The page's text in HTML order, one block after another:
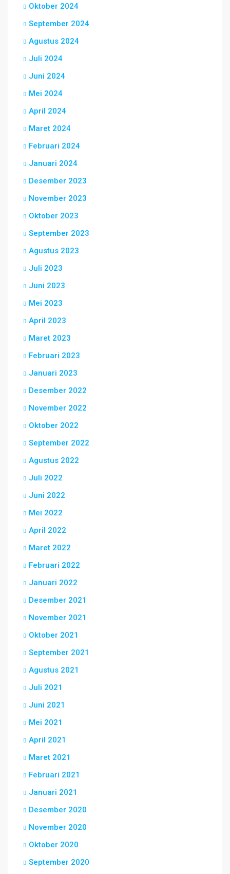
Oktober 2024
September 2024
Agustus 2024
Juli 2024
Juni 2024
Mei 2024
April 2024
Maret 2024
Februari 2024
Januari 2024
Desember 2023
November 2023
Oktober 2023
September 2023
Agustus 2023
Juli 2023
Juni 2023
Mei 2023
April 2023
Maret 2023
Februari 2023
Januari 2023
Desember 2022
November 2022
Oktober 2022
September 2022
Agustus 2022
Juli 2022
Juni 2022
Mei 2022
April 2022
Maret 2022
Februari 2022
Januari 2022
Desember 2021
November 2021
Oktober 2021
September 2021
Agustus 2021
Juli 2021
Juni 2021
Mei 2021
April 2021
Maret 2021
Februari 2021
Januari 2021
Desember 2020
November 2020
Oktober 2020
September 2020